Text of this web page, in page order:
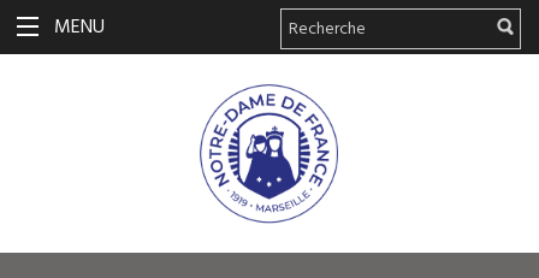
MENU